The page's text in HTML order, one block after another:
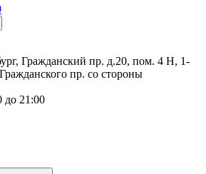
Гражданский пр. д.20, пом. 4 Н, 1-
пр. со стороны
до 21:00